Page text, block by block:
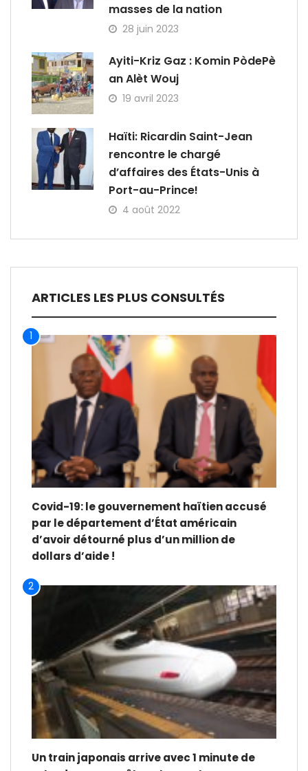
masses de la nation
28 juin 2023
Ayiti-Kriz Gaz : Komin PòdePè
an Alèt Wouj
19 avril 2023
Haïti: Ricardin Saint-Jean
rencontre le chargé
d’affaires des États-Unis à
Port-au-Prince!
4 août 2022
ARTICLES LES PLUS CONSULTÉS
1
Covid-19: le gouvernement haïtien accusé
par le département d’État américain
d’avoir détourné plus d’un million de
dollars d’aide !
2
Un train japonais arrive avec 1 minute de